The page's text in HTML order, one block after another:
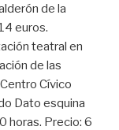
de la
euros.
teatral en
de las
Cívico
Dato esquina
horas. Precio: 6